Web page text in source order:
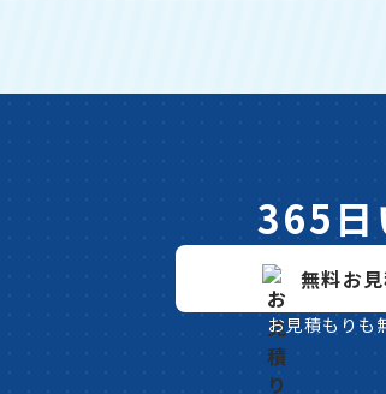
365日
無料お
お見積もりも